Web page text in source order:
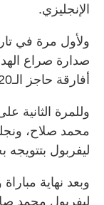
الإنجليزي.
أفارقة حاجز الـ20 هدفا.
وللمرة الثانية
محمد صلاح،
ليفربول بتتويجه
وبعد نهاية
ليفربول محمد